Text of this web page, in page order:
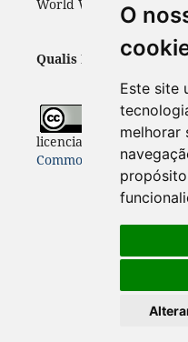
O
Este site
melhorar
World Wide Science.
Qualis Periódicos -
Todo o
licenciado sob aLicença
Commons 4.0 (CC BY 4.0)